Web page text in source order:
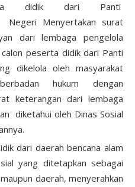
didik dari Panti
Negeri Menyertakan surat
dari lembaga pengelola
peserta didik dari Panti
dikelola oleh masyarakat
hukum dengan
keterangan dari lembaga
diketahui oleh Dinas Sosial
dari daerah bencana alam
yang ditetapkan sebagai
daerah, menyerahkan